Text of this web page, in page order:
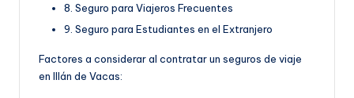
8. Seguro para Viajeros Frecuentes
9. Seguro para Estudiantes en el Extranjero
Factores a considerar al contratar un seguros de viaje
en Illán de Vacas: